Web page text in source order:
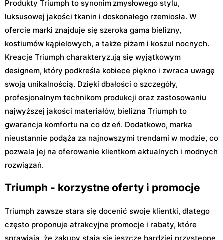
Produkty Triumph to synonim zmysłowego stylu,
luksusowej jakości tkanin i doskonałego rzemiosła. W
ofercie marki znajduje się szeroka gama bielizny,
kostiumów kąpielowych, a także piżam i koszul nocnych.
Kreacje Triumph charakteryzują się wyjątkowym
designem, który podkreśla kobiece piękno i zwraca uwagę
swoją unikalnością. Dzięki dbałości o szczegóły,
profesjonalnym technikom produkcji oraz zastosowaniu
najwyższej jakości materiałów, bielizna Triumph to
gwarancja komfortu na co dzień. Dodatkowo, marka
nieustannie podąża za najnowszymi trendami w modzie, co
pozwala jej na oferowanie klientkom aktualnych i modnych
rozwiązań.
Triumph - korzystne oferty i promocje
Triumph zawsze stara się docenić swoje klientki, dlatego
często proponuje atrakcyjne promocje i rabaty, które
sprawiają, że zakupy stają się jeszcze bardziej przystępne